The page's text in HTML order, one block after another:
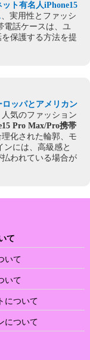
ット有名人iPhone15
、実用性とファッシ
電話ケースは、ユ
保護する方法を提
ロッパとアメリカン
気のファッション
Pro Max/Pro携帯
化された輪郭、モ
ンには、高級感と
われている場合が
て
いて
いて
について
について